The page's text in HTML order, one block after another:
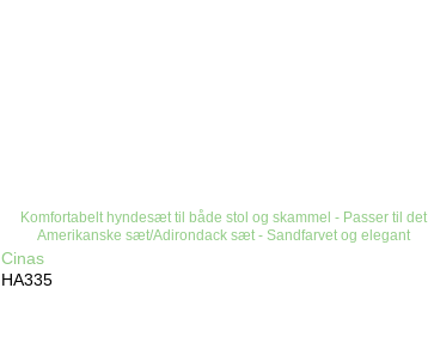
Komfortabelt hyndesæt til både stol og skammel - Passer til det
Amerikanske sæt/Adirondack sæt - Sandfarvet og elegant
Cinas
HA335